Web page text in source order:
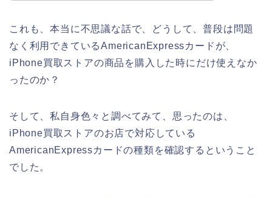
これも、本当に不思議な話で、どうして、普段は問題
なく利用できているAmericanExpressカードが、
iPhone買取ストアの商品を購入した時にだけ使えなか
ったのか？
そして、私自身色々と調べてみて、思ったのは、
iPhone買取ストアのお店で対応している
AmericanExpressカードの種類を確認するということ
でした。